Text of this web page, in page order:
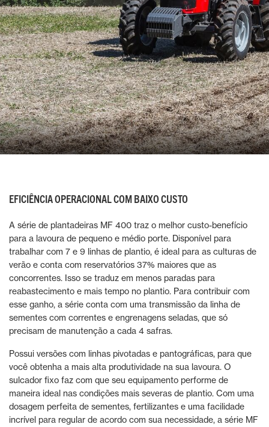
EFICIÊNCIA OPERACIONAL COM BAIXO CUSTO
A série de plantadeiras MF 400 traz o melhor custo-benefício
para a lavoura de pequeno e médio porte. Disponível para
trabalhar com 7 e 9 linhas de plantio, é ideal para as culturas de
verão e conta com reservatórios 37% maiores que as
concorrentes. Isso se traduz em menos paradas para
reabastecimento e mais tempo no plantio. Para contribuir com
esse ganho, a série conta com uma transmissão da linha de
sementes com correntes e engrenagens seladas, que só
precisam de manutenção a cada 4 safras.
Possui versões com linhas pivotadas e pantográficas, para que
você obtenha a mais alta produtividade na sua lavoura. O
sulcador fixo faz com que seu equipamento performe de
maneira ideal nas condições mais severas de plantio. Com uma
dosagem perfeita de sementes, fertilizantes e uma facilidade
incrível para regular de acordo com sua necessidade, a série MF